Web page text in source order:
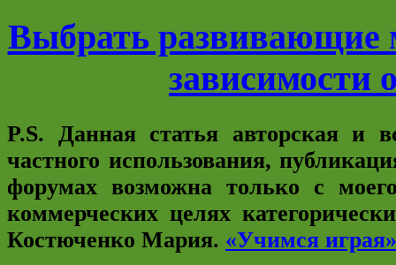
Выбрать развивающие
зависимости
P.S. Данная статья авторская и
частного использования,
форумах возможна только с
коммерческих целях
Костюченко Мария. «Учимся играя»